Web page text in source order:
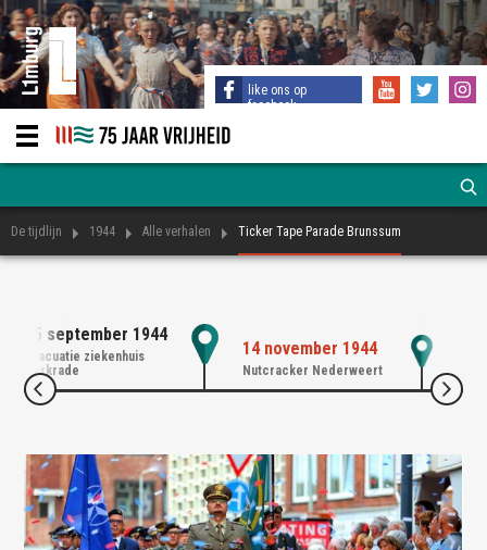
like ons op
facebook
De tijdlijn 1944 Alle verhalen Ticker Tape Parade Brunssum
25 september 1944
Evacuatie ziekenhuis
Kerkrade
14 november 1944
Nutcracker Nederweert